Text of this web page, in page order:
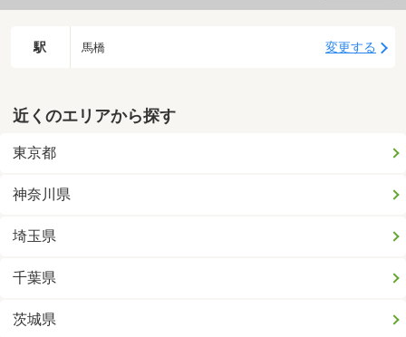
駅 馬橋 変更する
近くのエリアから探す
東京都
神奈川県
埼玉県
千葉県
茨城県